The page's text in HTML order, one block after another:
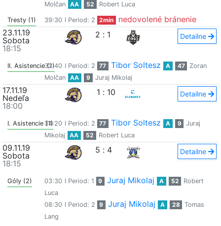
Molčan
AA 52 Robert Luca
Tresty (1) 39:30 I Period: 2 2min
nedovolené bránenie
23.11.19
Sobota
18:15
2 : 1 Detailne
II. Asistencie (1)
32:40 I Period: 2 77 Tibor Soltesz A 47
Zoran
Molčan
AA 9 Juraj Mikolaj
17.11.19
Nedeľa
18:00
1 : 10 Detailne
I. Asistencie (1)34:20 I Period: 2 77 Tibor Soltesz A 9
Juraj
Mikolaj
AA 52 Robert Luca
09.11.19
Sobota
18:15
5 : 4 Detailne
Góly (2) 03:30 I Period: 1 9 Juraj Mikolaj A 52
Robert
Luca
08:30 I Period: 2 9 Juraj Mikolaj A 28
Tomas
Lang